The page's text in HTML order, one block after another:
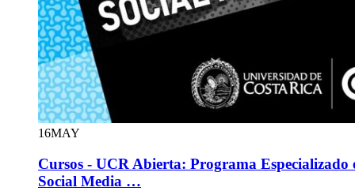
16MAY
Cursos - UCR Abierta: Programa
Social Media …